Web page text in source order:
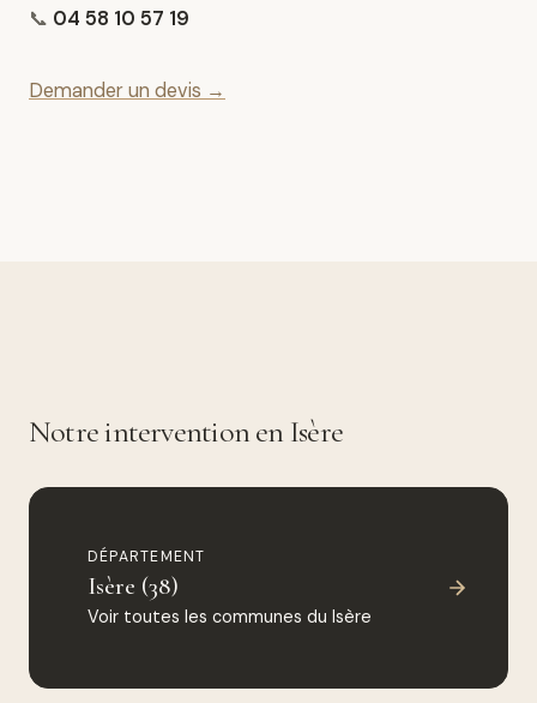
📞 04 58 10 57 19
Demander un devis →
Notre intervention en Isère
DÉPARTEMENT
Isère (38)
Voir toutes les communes du Isère